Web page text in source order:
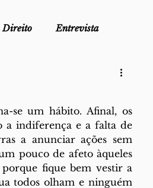
Direito Entrevista
Lembro-me que...
do Cartaz Direito ao Ponto
se um hábito. Afinal, os
a indiferença e a falta de
a anunciar ações sem
pouco de afeto àqueles
fique bem vestir a
todos olham e ninguém